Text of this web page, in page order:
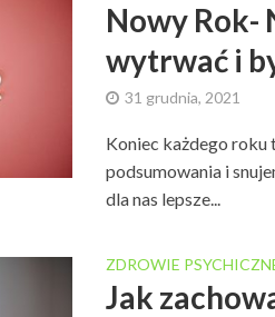
Nowy Rok-
wytrwać i
31 grudnia, 2021
Koniec każdego roku
podsumowania i
dla nas lepsze...
ZDROWIE
Jak